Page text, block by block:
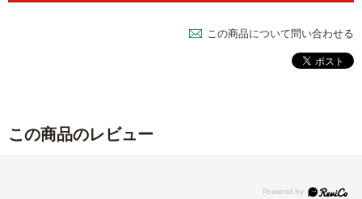
この商品について問い合わせる
この商品のレビュー